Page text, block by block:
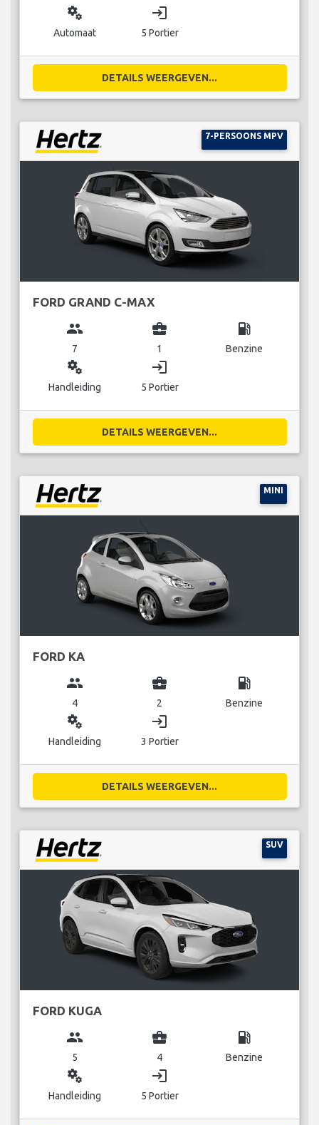
miscellaneous_services
Automaat
login
5 Portier
DETAILS WEERGEVEN...
7-PERSOONS MPV
FORD GRAND C-MAX
group
7
business_center
1
local_gas_station
Benzine
miscellaneous_services
Handleiding
login
5 Portier
DETAILS WEERGEVEN...
MINI
FORD KA
group
4
business_center
2
local_gas_station
Benzine
miscellaneous_services
Handleiding
login
3 Portier
DETAILS WEERGEVEN...
SUV
FORD KUGA
group
5
business_center
4
local_gas_station
Benzine
miscellaneous_services
Handleiding
login
5 Portier